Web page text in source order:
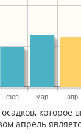
фев мар апр
которое
апрель